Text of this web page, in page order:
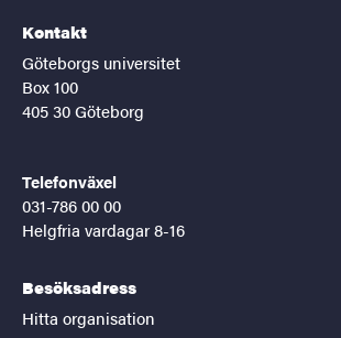
Kontakt
Göteborgs universitet
Box 100
405 30 Göteborg
Telefonväxel
031-786 00 00
Helgfria vardagar 8-16
Besöksadress
Hitta organisation